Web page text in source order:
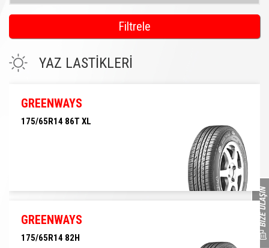
Filtrele
YAZ LASTİKLERİ
GREENWAYS
175/65R14 86T XL
GREENWAYS
175/65R14 82H